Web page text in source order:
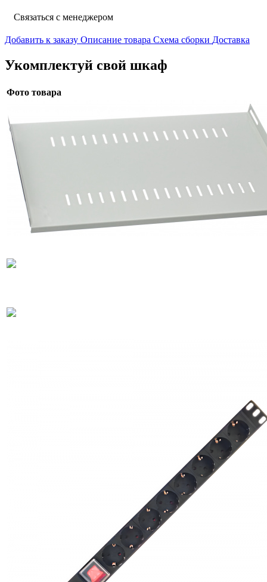
Связаться с менеджером
Добавить к заказу Описание товара Схема сборки Доставка
Укомплектуй свой шкаф
Фото товара